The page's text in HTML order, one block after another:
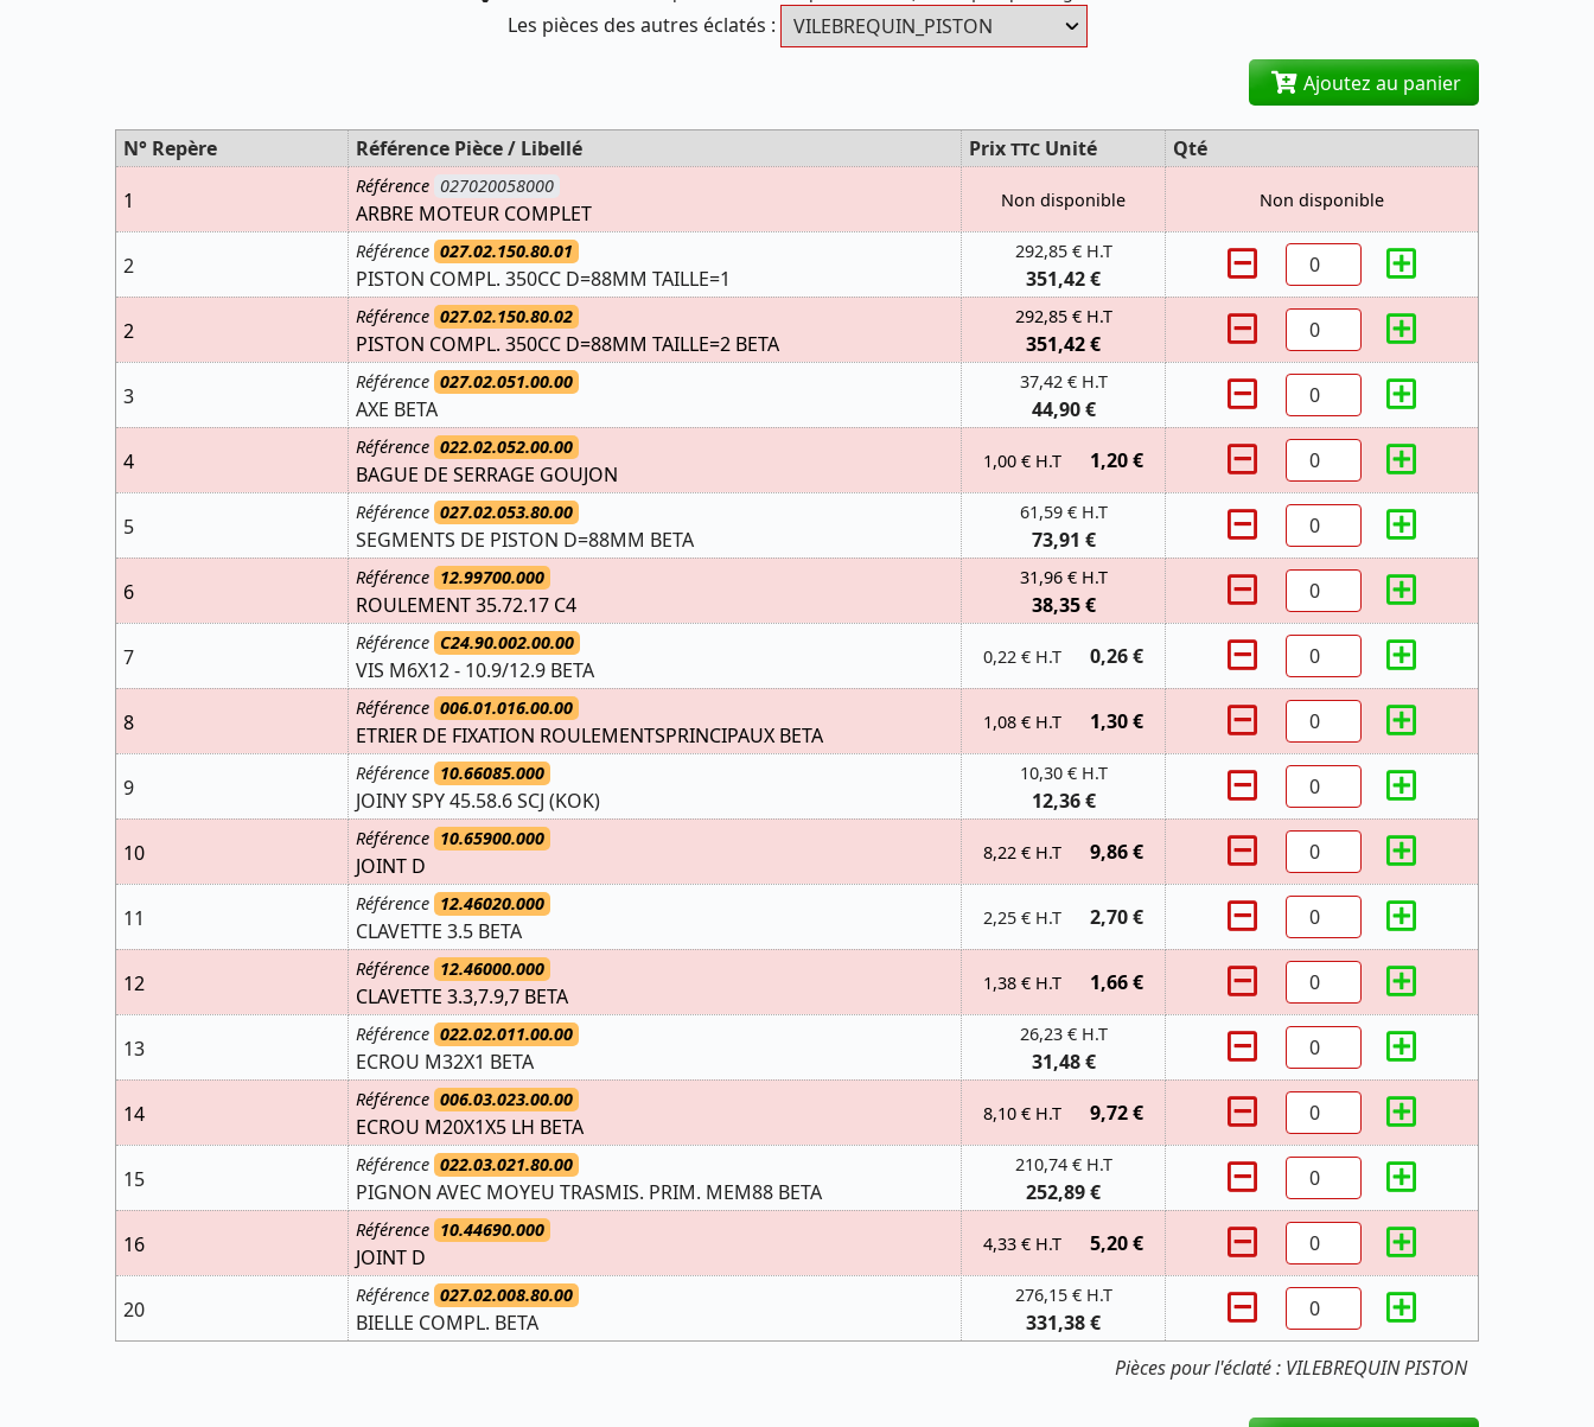
Les pièces des autres éclatés :
Ajoutez au panier
Pièces pour l'éclaté : VILEBREQUIN PISTON
N° Repère Référence Pièce / Libellé Prix TTC Unité
Qté
1
Référence 027020058000
ARBRE MOTEUR COMPLET
Non disponible Non disponible
2
Référence 027.02.150.80.01
PISTON COMPL. 350CC D=88MM TAILLE=1
292,85 € H.T
351,42 €
2
Référence 027.02.150.80.02
PISTON COMPL. 350CC D=88MM TAILLE=2 BETA
292,85 € H.T
351,42 €
3
Référence 027.02.051.00.00
AXE BETA
37,42 € H.T
44,90 €
4
Référence 022.02.052.00.00
BAGUE DE SERRAGE GOUJON
1,00 € H.T 1,20 €
5
Référence 027.02.053.80.00
SEGMENTS DE PISTON D=88MM BETA
61,59 € H.T
73,91 €
6
Référence 12.99700.000
ROULEMENT 35.72.17 C4
31,96 € H.T
38,35 €
7
Référence C24.90.002.00.00
VIS M6X12 - 10.9/12.9 BETA
0,22 € H.T 0,26 €
8
Référence 006.01.016.00.00
ETRIER DE FIXATION ROULEMENTSPRINCIPAUX BETA
1,08 € H.T 1,30 €
9
Référence 10.66085.000
JOINY SPY 45.58.6 SCJ (KOK)
10,30 € H.T
12,36 €
10
Référence 10.65900.000
JOINT D
8,22 € H.T 9,86 €
11
Référence 12.46020.000
CLAVETTE 3.5 BETA
2,25 € H.T 2,70 €
12
Référence 12.46000.000
CLAVETTE 3.3,7.9,7 BETA
1,38 € H.T 1,66 €
13
Référence 022.02.011.00.00
ECROU M32X1 BETA
26,23 € H.T
31,48 €
14
Référence 006.03.023.00.00
ECROU M20X1X5 LH BETA
8,10 € H.T 9,72 €
15
Référence 022.03.021.80.00
PIGNON AVEC MOYEU TRASMIS. PRIM. MEM88 BETA
210,74 € H.T
252,89 €
16
Référence 10.44690.000
JOINT D
4,33 € H.T 5,20 €
20
Référence 027.02.008.80.00
BIELLE COMPL. BETA
276,15 € H.T
331,38 €